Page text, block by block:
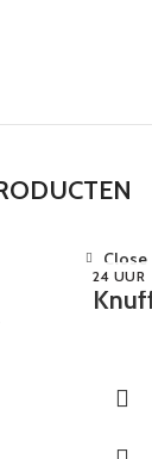
24 UUR
Close